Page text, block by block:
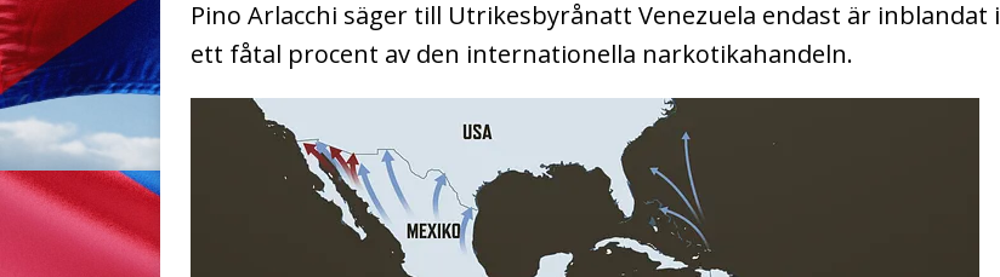
Pino Arlacchi säger till Utrikesbyrånatt Venezuela endast är inblandat i
ett fåtal procent av den internationella narkotikahandeln.